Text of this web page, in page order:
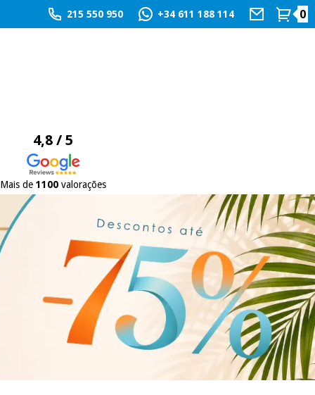
215 550 950 +34 611 188 114 0
4,8 / 5
Mais de 1100valorações